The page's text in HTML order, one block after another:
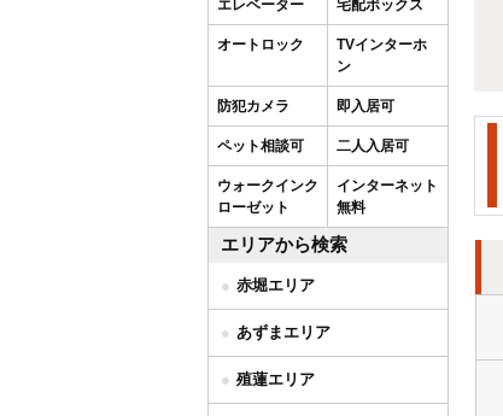
エレベーター 宅配ボックス
オートロック
TVインターホ
ン
防犯カメラ 即入居可
ペット相談可 二人入居可
ウォークインク
ローゼット
インターネット
無料
エリアから検索
赤堀エリア
あずまエリア
殖蓮エリア